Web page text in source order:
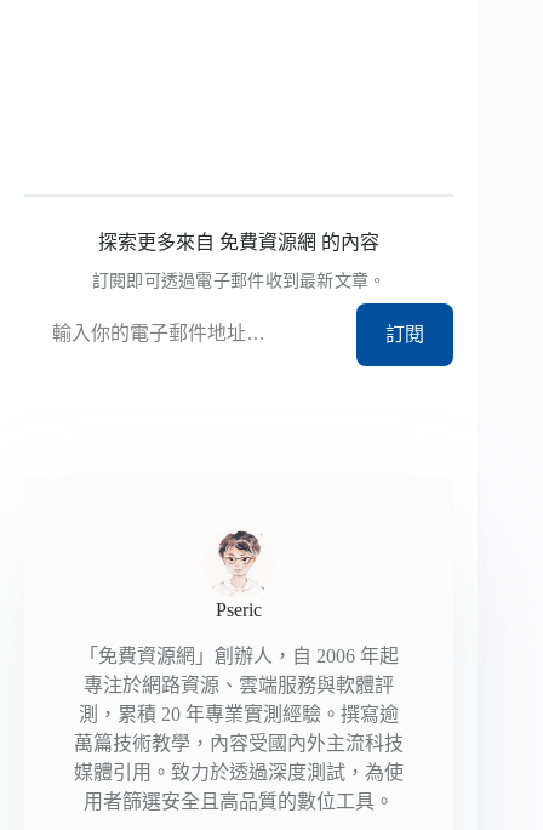
探索更多來自 免費資源網 的內容
訂閱即可透過電子郵件收到最新文章。
訂閱
Pseric
「免費資源網」創辦人，自 2006 年起
專注於網路資源、雲端服務與軟體評
測，累積 20 年專業實測經驗。撰寫逾
萬篇技術教學，內容受國內外主流科技
媒體引用。致力於透過深度測試，為使
用者篩選安全且高品質的數位工具。